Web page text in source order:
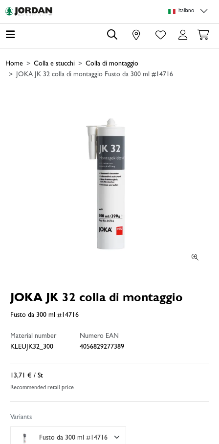
italiano
0
Home Colla e stucchi
Colla di montaggio
JOKA JK 32 colla di montaggio Fusto da 300 ml #14716
JOKA JK 32 colla di montaggio
Fusto da 300 ml #14716
Material number
KLEUJK32_300
Numero EAN
4056829277389
13,71 € / St
Recommended retail price
Variants
Fusto da 300 ml #14716